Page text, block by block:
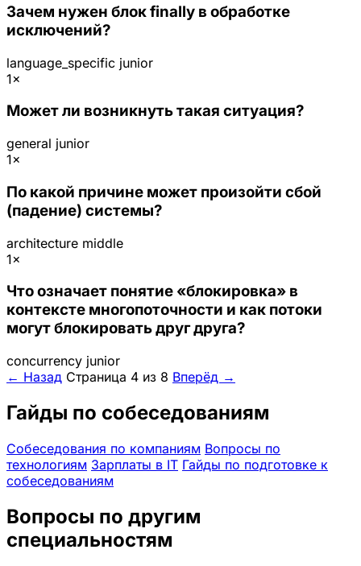
Зачем нужен блок finally в обработке
исключений?
language_specific junior
1×
Может ли возникнуть такая ситуация?
general junior
1×
По какой причине может произойти сбой
(падение) системы?
architecture middle
1×
Что означает понятие «блокировка» в
контексте многопоточности и как потоки
могут блокировать друг друга?
concurrency junior
← Назад Страница 4 из 8 Вперёд →
Гайды по собеседованиям
Собеседования по компаниям Вопросы по
технологиям Зарплаты в IT Гайды по подготовке к
собеседованиям
Вопросы по другим
специальностям